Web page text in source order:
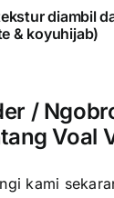
diambil
& koyuhijab)
/
Voal
kami